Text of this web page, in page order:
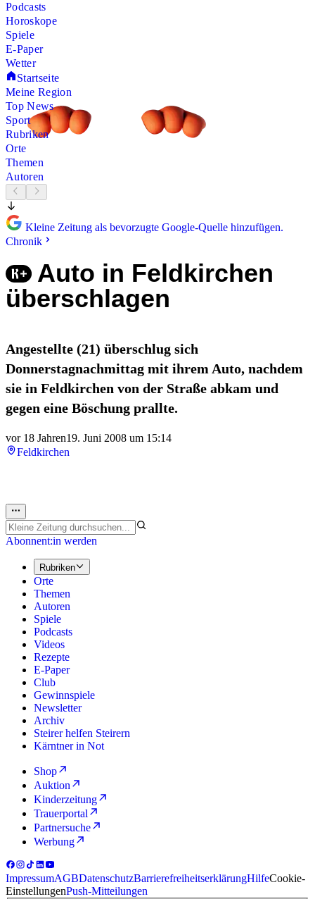
Podcasts
Horoskope
Spiele
E-Paper
Wetter
Startseite
Meine Region
Top News
Sport
Rubriken
Orte
Themen
Autoren
Kleine Zeitung als bevorzugte Google-Quelle hinzufügen.
Chronik
Auto in Feldkirchen
überschlagen
Angestellte (21) überschlug sich
Donnerstagnachmittag mit ihrem Auto, nachdem
sie in Feldkirchen von der Straße abkam und
gegen eine Böschung prallte.
vor 18 Jahren19. Juni 2008 um 15:14
Feldkirchen
Abonnent:in werden
Rubriken
Orte
Themen
Autoren
Spiele
Podcasts
Videos
Rezepte
E-Paper
Club
Gewinnspiele
Newsletter
Archiv
Steirer helfen Steirern
Kärntner in Not
Shop
Auktion
Kinderzeitung
Trauerportal
Partnersuche
Werbung
ImpressumAGBDatenschutzBarrierefreiheitserklärungHilfeCookie-
EinstellungenPush-Mitteilungen